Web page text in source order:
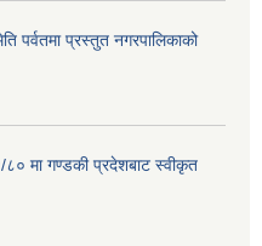
पर्वतमा प्रस्तुत नगरपालिकाको
मा गण्डकी प्रदेशबाट स्वीकृत